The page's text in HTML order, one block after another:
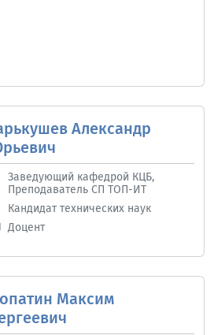
Александр
Заведующий кафедрой КЦБ,
Преподаватель СП ТОП-ИТ
Кандидат технических наук
Доцент
Максим